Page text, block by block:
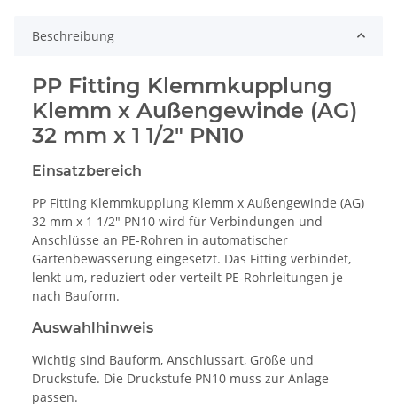
Beschreibung
PP Fitting Klemmkupplung
Klemm x Außengewinde (AG)
32 mm x 1 1/2" PN10
Einsatzbereich
PP Fitting Klemmkupplung Klemm x Außengewinde (AG)
32 mm x 1 1/2" PN10 wird für Verbindungen und
Anschlüsse an PE-Rohren in automatischer
Gartenbewässerung eingesetzt. Das Fitting verbindet,
lenkt um, reduziert oder verteilt PE-Rohrleitungen je
nach Bauform.
Auswahlhinweis
Wichtig sind Bauform, Anschlussart, Größe und
Druckstufe. Die Druckstufe PN10 muss zur Anlage
passen.